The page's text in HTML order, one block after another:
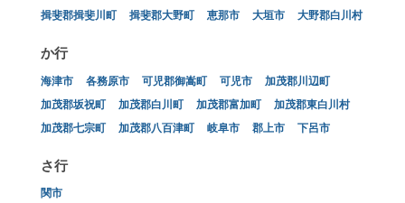
揖斐郡揖斐川町
揖斐郡大野町 恵那市 大垣市 大野郡白川村
か行
海津市 各務原市 可児郡御嵩町 可児市
加茂郡川辺町
加茂郡坂祝町
加茂郡白川町 加茂郡富加町
加茂郡東白川村
加茂郡七宗町
加茂郡八百津町 岐阜市 郡上市 下呂市
さ行
関市